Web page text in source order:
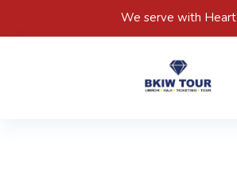
We serve with Heart